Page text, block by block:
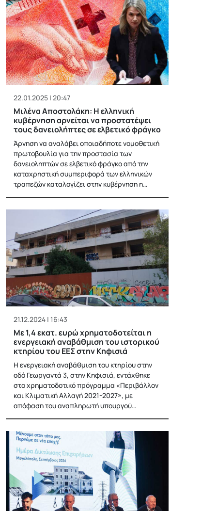
22.01.2025 | 20:47
Μιλένα Αποστολάκη: Η ελληνική
κυβέρνηση αρνείται να προστατέψει
τους δανειολήπτες σε ελβετικό φράγκο
Άρνηση να αναλάβει οποιαδήποτε νομοθετική
πρωτοβουλία για την προστασία των
δανειοληπτών σε ελβετικό φράγκο από την
καταχρηστική συμπεριφορά των ελληνικών
τραπεζών καταλογίζει στην κυβέρνηση η…
21.12.2024 | 16:43
Με 1,4 εκατ. ευρώ χρηματοδοτείται η
ενεργειακή αναβάθμιση του ιστορικού
κτηρίου του ΕΕΣ στην Κηφισιά
Η ενεργειακή αναβάθμιση του κτηρίου στην
οδό Γεωργαντά 3, στην Κηφισιά, εντάχθηκε
στο χρηματοδοτικό πρόγραμμα «Περιβάλλον
και Κλιματική Αλλαγή 2021-2027», με
απόφαση του αναπληρωτή υπουργού…